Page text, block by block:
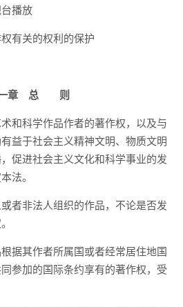
播放
有关的权利的保护
章 总 则
和科学作品作者的著作权，以及与
益于社会主义精神文明、物质文明
促进社会主义文化和科学事业的发
法。
者非法人组织的作品，不论是否发
据其作者所属国或者经常居住地国
参加的国际条约享有的著作权，受